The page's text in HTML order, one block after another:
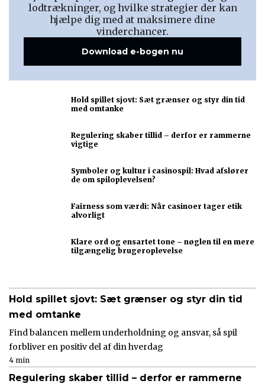
lodtrækninger, og hvilke strategier der kan
hjælpe dig med at maksimere dine
vinderchancer.
Download e-bogen nu
Hold spillet sjovt: Sæt grænser og styr din tid
med omtanke
Regulering skaber tillid – derfor er rammerne
vigtige
Symboler og kultur i casinospil: Hvad afslører
de om spiloplevelsen?
Fairness som værdi: Når casinoer tager etik
alvorligt
Klare ord og ensartet tone – nøglen til en mere
tilgængelig brugeroplevelse
Hold spillet sjovt: Sæt grænser og styr din tid
med omtanke
Find balancen mellem underholdning og ansvar, så spil
forbliver en positiv del af din hverdag
4 min
Regulering skaber tillid – derfor er rammerne